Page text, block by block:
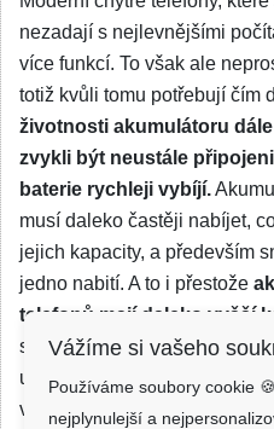
nezadají s nejlevnějšími
více funkcí. To však ale
totiž kvůli tomu potřebují čím
životnosti akumulátoru
zvykli být neustále
baterie rychleji vybíjí.
musí daleko častěji nabíjet,
jejich kapacity, a především
jedno nabití. A to i přestože
telefonů mají daleko vyšší
starších telefonů. I tak ale
uspokojit nároky uživatelů na
vám již nestačí výdrž vašeho
Vážíme si vašeho
Používáme soubory cookie
nejplynulejší a